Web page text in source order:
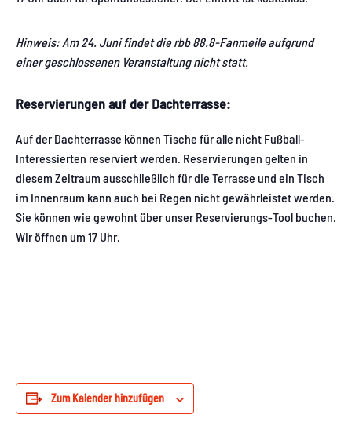
Hinweis: Am 24. Juni findet die rbb 88.8-Fanmeile aufgrund
einer geschlossenen Veranstaltung nicht statt.
Reservierungen auf der Dachterrasse:
Auf der Dachterrasse können Tische für alle nicht Fußball-
Interessierten reserviert werden. Reservierungen gelten in
diesem Zeitraum ausschließlich für die Terrasse und ein Tisch
im Innenraum kann auch bei Regen nicht gewährleistet werden.
Sie können wie gewohnt über unser Reservierungs-Tool buchen.
Wir öffnen um 17 Uhr.
Zum Kalender hinzufügen